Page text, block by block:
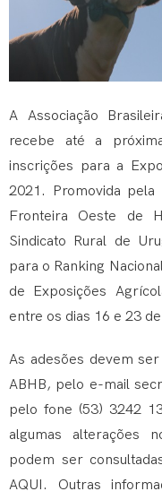
A Associação
recebe até a
inscrições para a
2021. Promovida
Fronteira Oeste de
Sindicato Rural de
para o Ranking
de Exposições
entre os dias 16 e 23
As adesões devem
ABHB, pelo e-mail
pelo fone (53) 3242
algumas alterações
podem ser
AQUI. Outras